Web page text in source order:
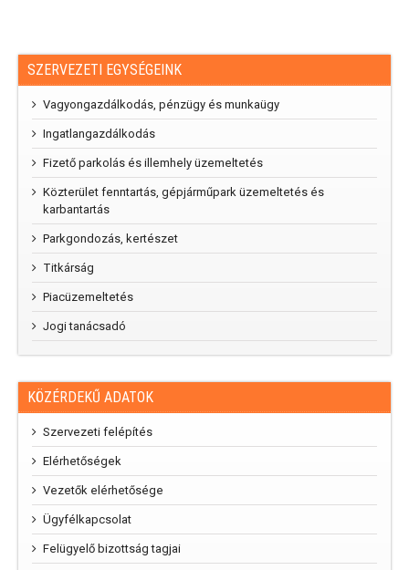
SZERVEZETI EGYSÉGEINK
Vagyongazdálkodás, pénzügy és munkaügy
Ingatlangazdálkodás
Fizető parkolás és illemhely üzemeltetés
Közterület fenntartás, gépjárműpark üzemeltetés és
karbantartás
Parkgondozás, kertészet
Titkárság
Piacüzemeltetés
Jogi tanácsadó
KÖZÉRDEKŰ ADATOK
Szervezeti felépítés
Elérhetőségek
Vezetők elérhetősége
Ügyfélkapcsolat
Felügyelő bizottság tagjai